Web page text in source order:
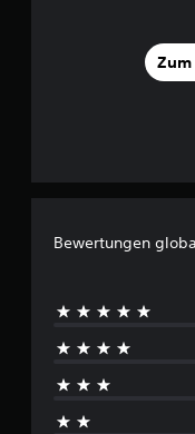
Bewertungen